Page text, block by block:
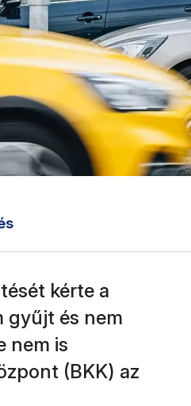
kérte a
gyűjt és nem
nem is
(BKK) az